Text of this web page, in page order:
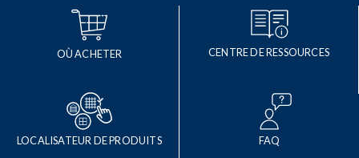
OÙ ACHETER CENTRE DE RESSOURCES
LOCALISATEUR DE PRODUITS FAQ